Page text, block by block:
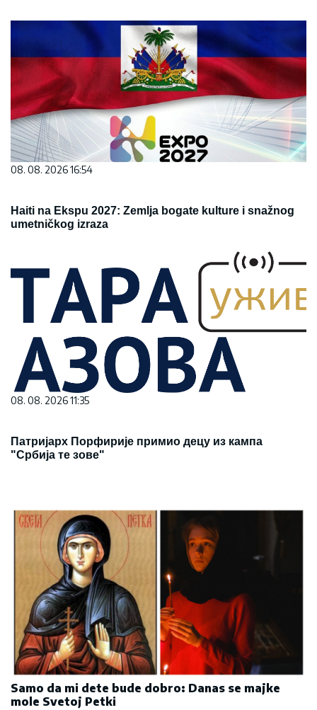
08. 08. 2026 16:54
Haiti na Ekspu 2027: Zemlja bogate kulture i snažnog
umetničkog izraza
08. 08. 2026 11:35
Патријарх Порфирије примио децу из кампа
"Србија те зове"
Samo da mi dete bude dobro: Danas se majke
mole Svetoj Petki